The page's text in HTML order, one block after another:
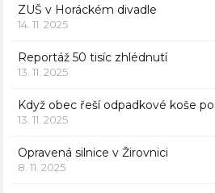
ZUŠ v Horáckém divadle
14. 11. 2025
Reportáž 50 tisíc zhlédnutí
13. 11. 2025
Když obec řeší odpadkové koše
13. 11. 2025
Opravená silnice v Žirovnici
8. 11. 2025